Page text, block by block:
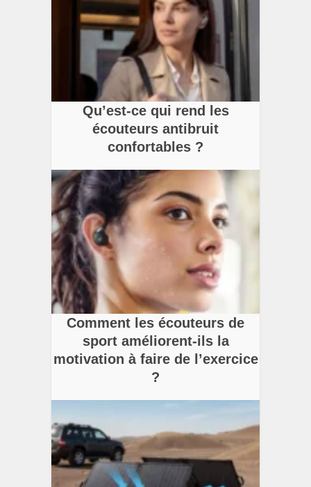
Qu’est-ce qui rend les
écouteurs antibruit
confortables ?
Comment les écouteurs de
sport améliorent-ils la
motivation à faire de l’exercice
?